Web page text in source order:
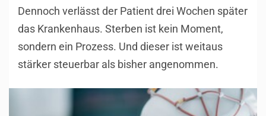
Dennoch verlässt der Patient drei Wochen später
das Krankenhaus. Sterben ist kein Moment,
sondern ein Prozess. Und dieser ist weitaus
stärker steuerbar als bisher angenommen.